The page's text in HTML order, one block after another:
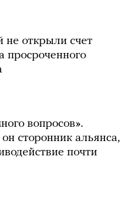
не открыли счет
просроченного
вопросов».
сторонник альянса,
почти